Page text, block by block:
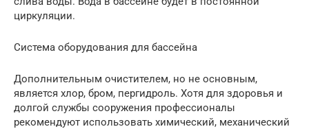
циркуляции.
Система оборудования для бассейна
Дополнительным очистителем, но не основным,
является хлор, бром, пергидроль. Хотя для здоровья и
долгой службы сооружения профессионалы
рекомендуют использовать химический, механический